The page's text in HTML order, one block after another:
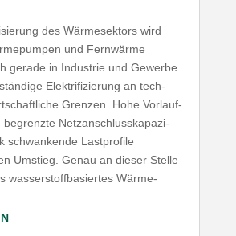
des Wärme­sektors wird
und Fernwärme
gerade in Industrie und Gewerbe
Elek­tri­fi­zierung an tech­
Grenzen. Hohe Vorlauf­
begrenzte Netz­an­schluss­ka­pa­zi­
schwan­kende Last­profile
Umstieg. Genau an dieser Stelle
wasser­stoff­ba­siertes Wärme­